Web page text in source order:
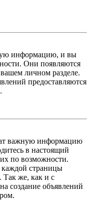
информацию, и вы
Они появляются
личном разделе.
предоставляются
важную информацию
в настоящий
по возможности.
каждой страницы
Так же, как и с
создание объявлений